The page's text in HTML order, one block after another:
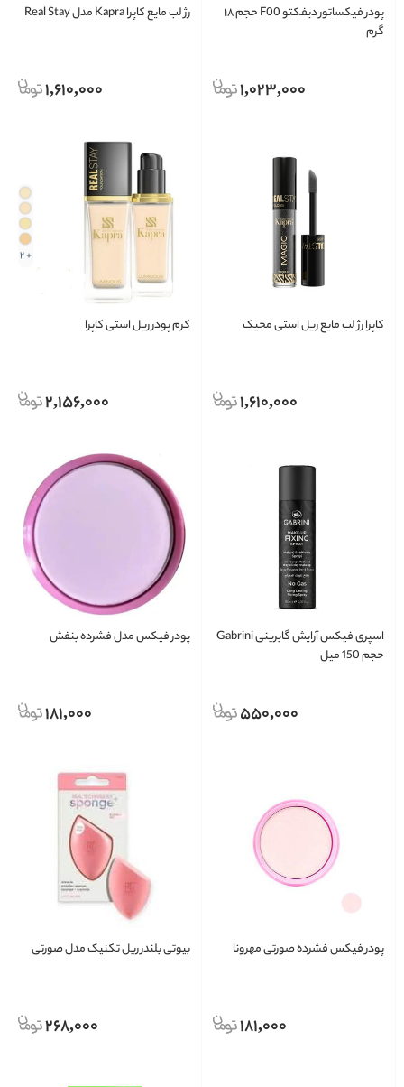
پودر فیکساتور دیفکتو F00 حجم ۱۸
گرم
1,023,000
رژ لب مایع کاپرا Kapra مدل Real Stay
1,610,000
کاپرا رژ لب مایع ریل استی مجیک
1,610,000
+ 2
کرم پودر ریل استی کاپرا
2,156,000
اسپری فیکس آرایش گابرینی Gabrini
حجم 150 میل
550,000
پودر فیکس مدل فشرده بنفش
181,000
پودر فیکس فشرده صورتی مهرونا
181,000
بیوتی بلندر ریل تکنیک مدل صورتی
268,000